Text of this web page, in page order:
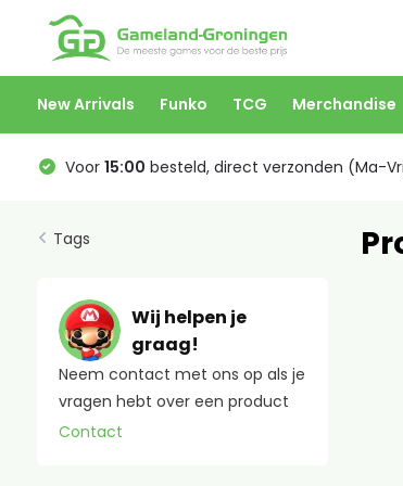
New Arrivals Funko TCG Merchandise
Voor 15:00 besteld, direct verzonden (Ma-
Tags
Wij helpen je
graag!
Neem contact met ons op als je
vragen hebt over een product
Contact